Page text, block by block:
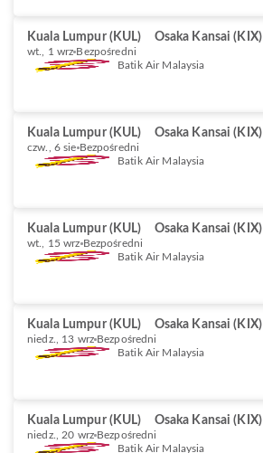
Kuala Lumpur (KUL) Osaka Kansai (KIX)
wt., 1 wrz Bezpośredni
Batik Air Malaysia
Kuala Lumpur (KUL) Osaka Kansai (KIX)
czw., 6 sie Bezpośredni
Batik Air Malaysia
Kuala Lumpur (KUL) Osaka Kansai (KIX)
wt., 15 wrz Bezpośredni
Batik Air Malaysia
Kuala Lumpur (KUL) Osaka Kansai (KIX)
niedz., 13 wrz Bezpośredni
Batik Air Malaysia
Kuala Lumpur (KUL) Osaka Kansai (KIX)
niedz., 20 wrz Bezpośredni
Batik Air Malaysia